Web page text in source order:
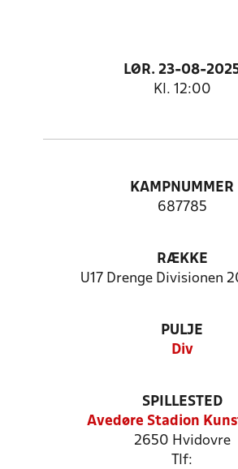
LØR. 23-08-
Kl. 12:00
KAMPNUMMER
687785
RÆKKE
U17 Drenge Divisionen
PULJE
Div
SPILLESTED
Avedøre Stadion
2650 Hvidovre
Tlf: